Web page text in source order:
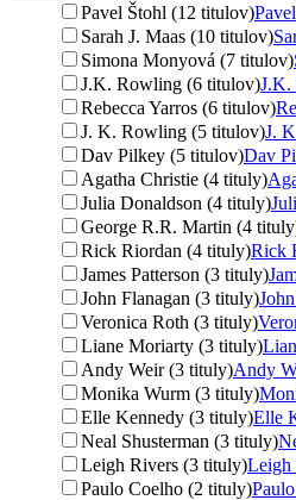
Pavel Štohl (12 titulov)
Sarah J. Maas (10 titulov)
Simona Monyová (7 titulov)
J.K. Rowling (6 titulov)J.K.
Rebecca Yarros (6 titulov)
J. K. Rowling (5 titulov)J.
Dav Pilkey (5 titulov)Dav
Agatha Christie (4 tituly)
Julia Donaldson (4 tituly)
George R.R. Martin (4
Rick Riordan (4 tituly)Rick
James Patterson (3 tituly)
John Flanagan (3 tituly)
Veronica Roth (3 tituly)
Liane Moriarty (3 tituly)
Andy Weir (3 tituly)Andy
Monika Wurm (3 tituly)
Elle Kennedy (3 tituly)Elle
Neal Shusterman (3 tituly)
Leigh Rivers (3 tituly)Leigh
Paulo Coelho (2 tituly)